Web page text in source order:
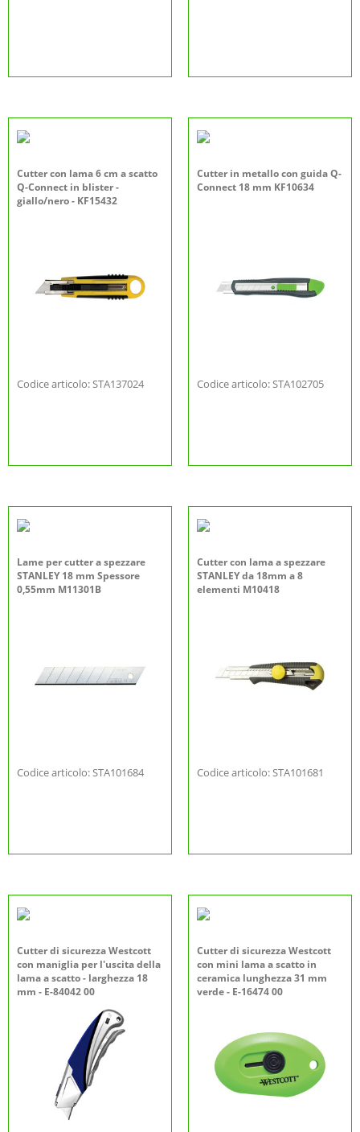
Cutter con lama 6 cm a scatto
Q-Connect in blister -
giallo/nero - KF15432
Codice articolo: STA137024
Cutter in metallo con guida Q-
Connect 18 mm KF10634
Codice articolo: STA102705
Lame per cutter a spezzare
STANLEY 18 mm Spessore
0,55mm M11301B
Codice articolo: STA101684
Cutter con lama a spezzare
STANLEY da 18mm a 8
elementi M10418
Codice articolo: STA101681
Cutter di sicurezza Westcott
con maniglia per l'uscita della
lama a scatto - larghezza 18
mm - E-84042 00
Cutter di sicurezza Westcott
con mini lama a scatto in
ceramica lunghezza 31 mm
verde - E-16474 00